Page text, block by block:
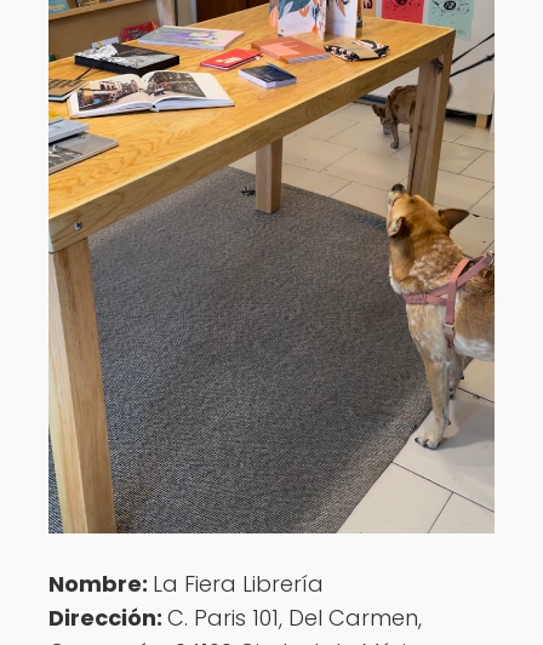
Nombre: La Fiera Librería
Dirección: C. Paris 101, Del Carmen,